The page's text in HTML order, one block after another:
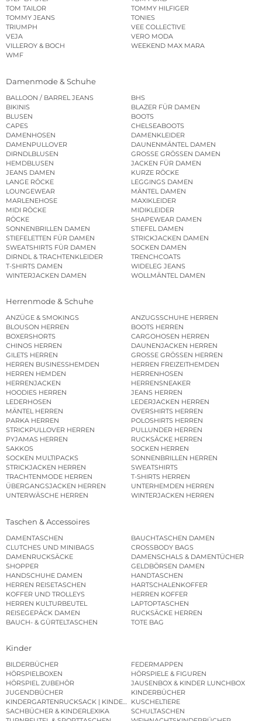
TOM TAILOR
TOMMY HILFIGER
TOMMY JEANS
TONIES
TRIUMPH
VEE COLLECTIVE
VEJA
VERO MODA
VILLEROY & BOCH
WEEKEND MAX MARA
WMF
Damenmode & Schuhe
BALLOON / BARREL JEANS
BHS
BIKINIS
BLAZER FÜR DAMEN
BLUSEN
BOOTS
CAPES
CHELSEABOOTS
DAMENHOSEN
DAMENKLEIDER
DAMENPULLOVER
DAUNENMÄNTEL DAMEN
DIRNDLBLUSEN
GROSSE GRÖSSEN DAMEN
HEMDBLUSEN
JACKEN FÜR DAMEN
JEANS DAMEN
KURZE RÖCKE
LANGE RÖCKE
LEGGINGS DAMEN
LOUNGEWEAR
MÄNTEL DAMEN
MARLENEHOSE
MAXIKLEIDER
MIDI RÖCKE
MIDIKLEIDER
RÖCKE
SHAPEWEAR DAMEN
SONNENBRILLEN DAMEN
STIEFEL DAMEN
STIEFELETTEN FÜR DAMEN
STRICKJACKEN DAMEN
SWEATSHIRTS FÜR DAMEN
SOCKEN DAMEN
DIRNDL & TRACHTENKLEIDER
TRENCHCOATS
T-SHIRTS DAMEN
WIDELEG JEANS
WINTERJACKEN DAMEN
WOLLMÄNTEL DAMEN
Herrenmode & Schuhe
ANZÜGE & SMOKINGS
ANZUGSSCHUHE HERREN
BLOUSON HERREN
BOOTS HERREN
BOXERSHORTS
CARGOHOSEN HERREN
CHINOS HERREN
DAUNENJACKEN HERREN
GILETS HERREN
GROSSE GRÖSSEN HERREN
HERREN BUSINESSHEMDEN
HERREN FREIZEITHEMDEN
HERREN HEMDEN
HERRENHOSEN
HERRENJACKEN
HERRENSNEAKER
HOODIES HERREN
JEANS HERREN
LEDERHOSEN
LEDERJACKEN HERREN
MÄNTEL HERREN
OVERSHIRTS HERREN
PARKA HERREN
POLOSHIRTS HERREN
STRICKPULLOVER HERREN
PULLUNDER HERREN
PYJAMAS HERREN
RUCKSÄCKE HERREN
SAKKOS
SOCKEN HERREN
SOCKEN MULTIPACKS
SONNENBRILLEN HERREN
STRICKJACKEN HERREN
SWEATSHIRTS
TRACHTENMODE HERREN
T-SHIRTS HERREN
ÜBERGANGSJACKEN HERREN
UNTERHEMDEN HERREN
UNTERWÄSCHE HERREN
WINTERJACKEN HERREN
Taschen & Accessoires
DAMENTASCHEN
BAUCHTASCHEN DAMEN
CLUTCHES UND MINIBAGS
CROSSBODY BAGS
DAMENRUCKSÄCKE
DAMENSCHALS & DAMENTÜCHER
SHOPPER
GELDBÖRSEN DAMEN
HANDSCHUHE DAMEN
HANDTASCHEN
HERREN REISETASCHEN
HARTSCHALENKOFFER
KOFFER UND TROLLEYS
HERREN KOFFER
HERREN KULTURBEUTEL
LAPTOPTASCHEN
REISEGEPÄCK DAMEN
RUCKSÄCKE HERREN
BAUCH- & GÜRTELTASCHEN
TOTE BAG
Kinder
BILDERBÜCHER
FEDERMAPPEN
HÖRSPIELBOXEN
HÖRSPIELE & FIGUREN
HÖRSPIEL ZUBEHÖR
JAUSENBOX & KINDER LUNCHBOX
JUGENDBÜCHER
KINDERBÜCHER
KINDERGARTENRUCKSACK | KINDERGARTENBEUTEL
KUSCHELTIERE
SACHBÜCHER & KINDERLEXIKA
SCHULTASCHEN